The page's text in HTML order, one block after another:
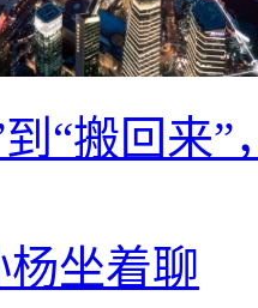
“搬回来
坐着聊